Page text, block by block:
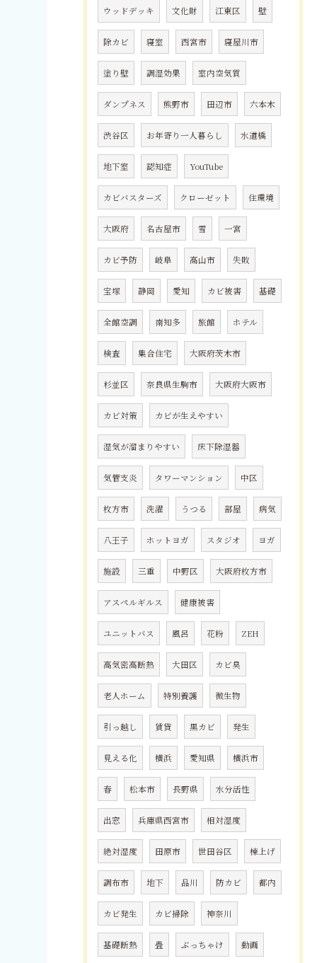
ウッドデッキ 文化財 江東区 壁
除カビ 寝室 西宮市 寝屋川市
塗り壁 調湿効果 室内空気質
ダンプネス 熊野市 田辺市 六本木
渋谷区 お年寄り一人暮らし 水道橋
地下室 認知症 YouTube
カビバスターズ クローゼット 住環境
大阪府 名古屋市 雪 一宮
カビ予防 岐阜 高山市 失敗
宝塚 静岡 愛知 カビ被害 基礎
全館空調 南知多 旅館 ホテル
検査 集合住宅 大阪府茨木市
杉並区 奈良県生駒市 大阪府大阪市
カビ対策 カビが生えやすい
湿気が溜まりやすい 床下除湿器
気管支炎 タワーマンション 中区
枚方市 洗濯 うつる 部屋 病気
八王子 ホットヨガ スタジオ ヨガ
施設 三重 中野区 大阪府枚方市
アスペルギルス 健康被害
ユニットバス 風呂 花粉 ZEH
高気密高断熱 大田区 カビ臭
老人ホーム 特別養護 微生物
引っ越し 賃貸 黒カビ 発生
見える化 横浜 愛知県 横浜市
春 松本市 長野県 水分活性
出窓 兵庫県西宮市 相対湿度
絶対湿度 田原市 世田谷区 棟上げ
調布市 地下 品川 防カビ 都内
カビ発生 カビ掃除 神奈川
基礎断熱 畳 ぶっちゃけ 動画